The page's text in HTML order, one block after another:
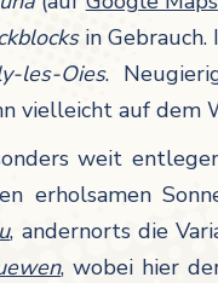
in
les-Oies.
vielleicht auf dem
weit
erholsamen
, andernorts die
, wobei hier